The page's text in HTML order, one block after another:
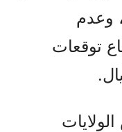
وعدم
توقعات